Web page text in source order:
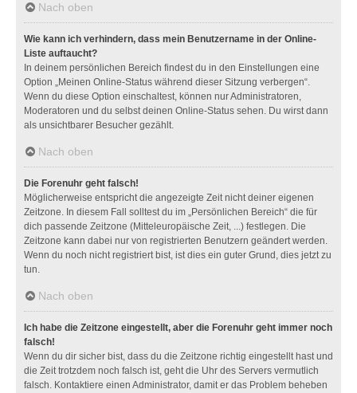
Nach oben
Wie kann ich verhindern, dass mein Benutzername in der Online-
Liste auftaucht?
In deinem persönlichen Bereich findest du in den Einstellungen eine
Option „Meinen Online-Status während dieser Sitzung verbergen“.
Wenn du diese Option einschaltest, können nur Administratoren,
Moderatoren und du selbst deinen Online-Status sehen. Du wirst dann
als unsichtbarer Besucher gezählt.
Nach oben
Die Forenuhr geht falsch!
Möglicherweise entspricht die angezeigte Zeit nicht deiner eigenen
Zeitzone. In diesem Fall solltest du im „Persönlichen Bereich“ die für
dich passende Zeitzone (Mitteleuropäische Zeit, ...) festlegen. Die
Zeitzone kann dabei nur von registrierten Benutzern geändert werden.
Wenn du noch nicht registriert bist, ist dies ein guter Grund, dies jetzt zu
tun.
Nach oben
Ich habe die Zeitzone eingestellt, aber die Forenuhr geht immer noch
falsch!
Wenn du dir sicher bist, dass du die Zeitzone richtig eingestellt hast und
die Zeit trotzdem noch falsch ist, geht die Uhr des Servers vermutlich
falsch. Kontaktiere einen Administrator, damit er das Problem beheben